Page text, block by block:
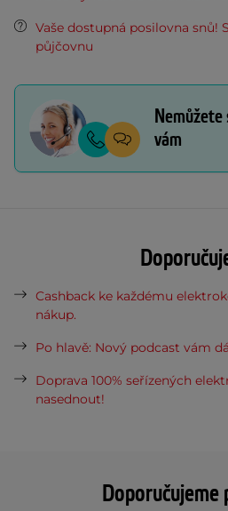
Vaše dostupná posilovna snů!
půjčovnu
Nemůžete
vám
Cashback ke každému
nákup.
Po hlavě: Nový podcast vám
Doprava 100% seřízených
nasednout!